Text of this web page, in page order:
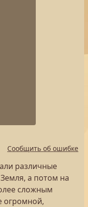
Сообщить об ошибке
различные
а потом на
сложным
огромной,